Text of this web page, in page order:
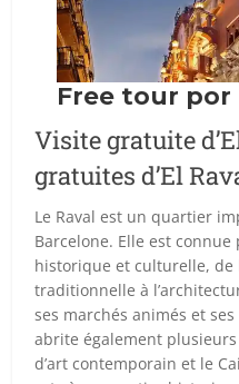
Visite gratuite
gratuites d’El
Le Raval est un quartier
Barcelone. Elle est
historique et culturelle, de
traditionnelle à
ses marchés animés et
abrite également
d’art contemporain et le